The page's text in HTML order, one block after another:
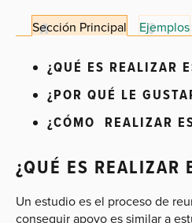
Sección Principal Ejemplos
¿QUÉ ES REALIZAR
¿POR QUÉ LE
¿CÓMO REALIZAR
¿QUÉ ES REALIZAR
Un estudio es el proceso de
conseguir apoyo es similar a